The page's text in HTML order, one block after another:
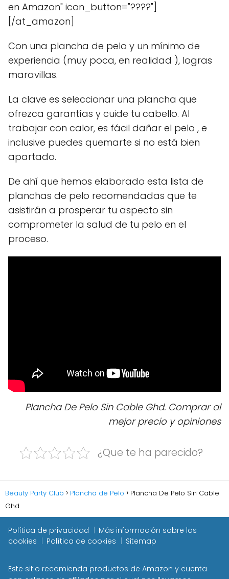
en Amazon" icon_button="????"]
[/at_amazon]
Con una plancha de pelo y un mínimo de
experiencia (muy poca, en realidad ), logras
maravillas.
La clave es seleccionar una plancha que
ofrezca garantías y cuide tu cabello. Al
trabajar con calor, es fácil dañar el pelo , e
inclusive puedes quemarte si no está bien
apartado.
De ahí que hemos elaborado esta lista de
planchas de pelo recomendadas que te
asistirán a prosperar tu aspecto sin
comprometer la salud de tu pelo en el
proceso.
Plancha De Pelo Sin Cable Ghd. Comprar al
mejor precio y opiniones
¿Que te ha parecido?
Beauty Party Club Plancha de Pelo
Plancha De Pelo Sin Cable
Ghd
Política de privacidad
Más información sobre las
cookies
Política de cookies Sitemap
Este sitio recomienda productos de Amazon y cuenta